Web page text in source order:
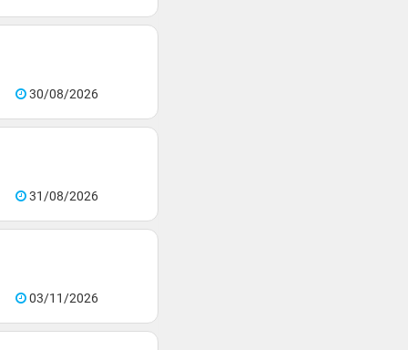
30/08/2026
31/08/2026
03/11/2026